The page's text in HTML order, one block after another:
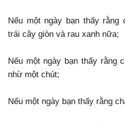
Nếu một ngày bạn thấy rằng
trái cây giòn và rau xanh nữa;
Nếu một ngày bạn thấy rằng
nhừ một chút;
Nếu một ngày bạn thấy rằng